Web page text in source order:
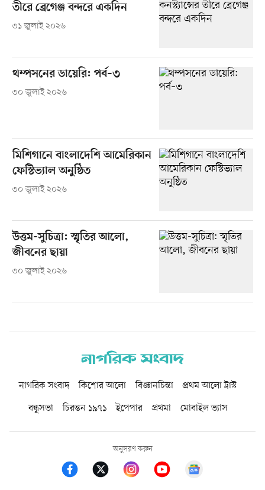
তীরে ব্রেগেঞ্জ বন্দরে একদিন
৩১ জুলাই ২০২৬
থম্পসনের ডায়েরি: পর্ব–৩
৩০ জুলাই ২০২৬
মিশিগানে বাংলাদেশি আমেরিকান
ফেস্টিভ্যাল অনুষ্ঠিত
৩০ জুলাই ২০২৬
উত্তম-সুচিত্রা: স্মৃতির আলো,
জীবনের ছায়া
৩০ জুলাই ২০২৬
নাগরিক সংবাদ কিশোর আলো বিজ্ঞানচিন্তা
প্রথম আলো ট্রাস্ট
বন্ধুসভা
চিরন্তন ১৯৭১ ইপেপার প্রথমা মোবাইল ভ্যাস
অনুসরণ করুন